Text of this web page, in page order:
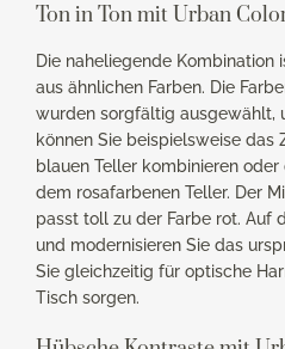
Ton in Ton mit Urban
Die naheliegende
aus ähnlichen Farben. Die
wurden sorgfältig ausgewählt,
können Sie beispielsweise
blauen Teller kombinieren oder
dem rosafarbenen Teller. Der
passt toll zu der Farbe rot. Auf
und modernisieren Sie das
Sie gleichzeitig für optische
Tisch sorgen.